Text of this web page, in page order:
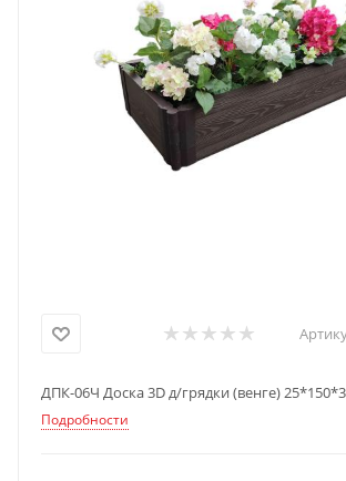
ДПК-06Ч Доска 3D д/грядки (венге)
Подробности